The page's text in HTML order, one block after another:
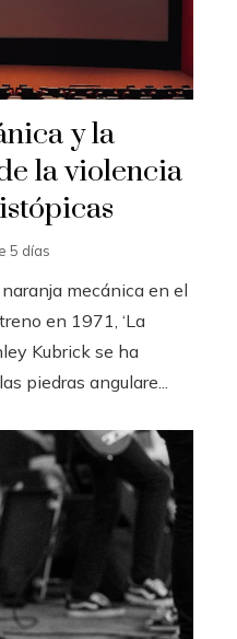
y la
la violencia
5 días
mecánica en el
en 1971, ‘La
Kubrick se ha
piedras angulare...